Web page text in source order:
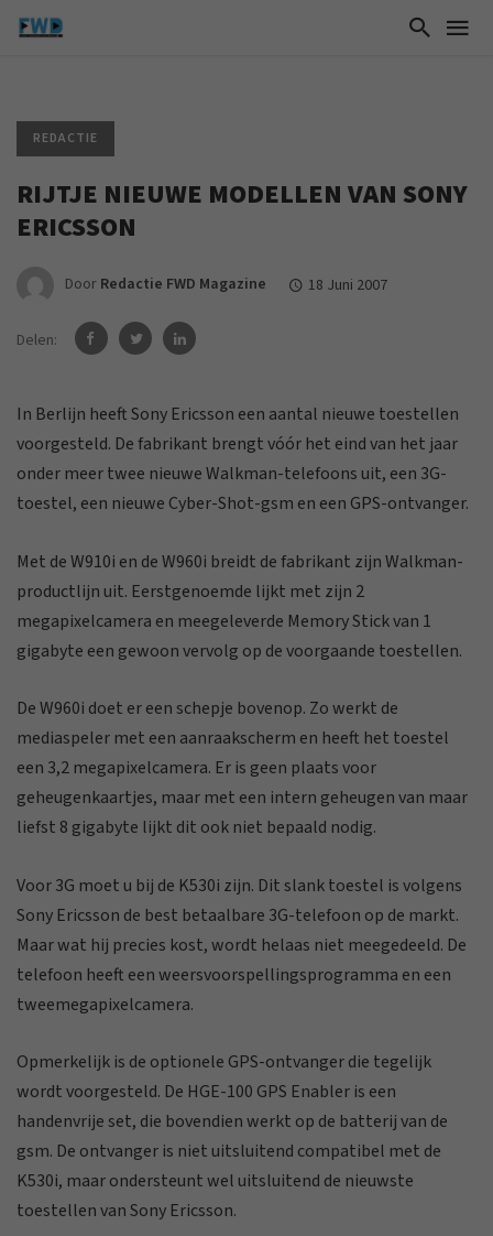
REDACTIE
RIJTJE NIEUWE MODELLEN VAN SONY
ERICSSON
Door Redactie FWD Magazine 18 Juni 2007
Delen:
In Berlijn heeft Sony Ericsson een aantal nieuwe toestellen
voorgesteld. De fabrikant brengt vóór het eind van het jaar
onder meer twee nieuwe Walkman-telefoons uit, een 3G-
toestel, een nieuwe Cyber-Shot-gsm en een GPS-ontvanger.
Met de W910i en de W960i breidt de fabrikant zijn Walkman-
productlijn uit. Eerstgenoemde lijkt met zijn 2
megapixelcamera en meegeleverde Memory Stick van 1
gigabyte een gewoon vervolg op de voorgaande toestellen.
De W960i doet er een schepje bovenop. Zo werkt de
mediaspeler met een aanraakscherm en heeft het toestel
een 3,2 megapixelcamera. Er is geen plaats voor
geheugenkaartjes, maar met een intern geheugen van maar
liefst 8 gigabyte lijkt dit ook niet bepaald nodig.
Voor 3G moet u bij de K530i zijn. Dit slank toestel is volgens
Sony Ericsson de best betaalbare 3G-telefoon op de markt.
Maar wat hij precies kost, wordt helaas niet meegedeeld. De
telefoon heeft een weersvoorspellingsprogramma en een
tweemegapixelcamera.
Opmerkelijk is de optionele GPS-ontvanger die tegelijk
wordt voorgesteld. De HGE-100 GPS Enabler is een
handenvrije set, die bovendien werkt op de batterij van de
gsm. De ontvanger is niet uitsluitend compatibel met de
K530i, maar ondersteunt wel uitsluitend de nieuwste
toestellen van Sony Ericsson.